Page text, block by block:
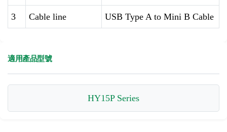
3 Cable line USB Type A to Mini B Cable
適用產品型號
HY15P Series